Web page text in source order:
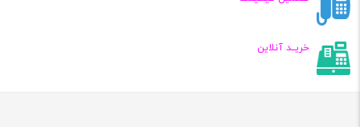
خریــد آنلاین